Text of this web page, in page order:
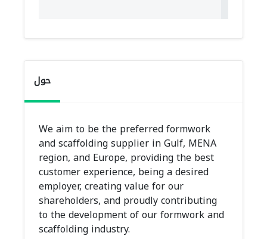
حول
We aim to be the preferred formwork
and scaffolding supplier in Gulf, MENA
region, and Europe, providing the best
customer experience, being a desired
employer, creating value for our
shareholders, and proudly contributing
to the development of our formwork and
scaffolding industry.